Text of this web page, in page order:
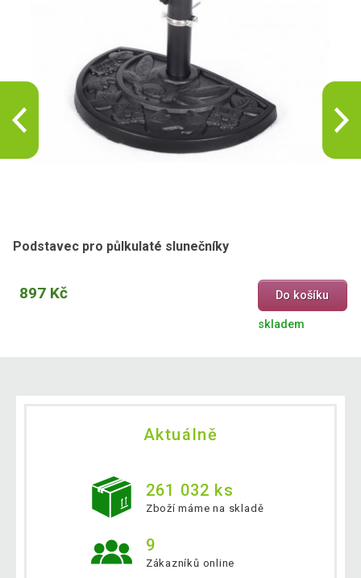
Podstavec pro půlkulaté slunečníky
897 Kč Do košíku
skladem
Aktuálně
261 032 ks
Zboží máme na skladě
9
Zákazníků online